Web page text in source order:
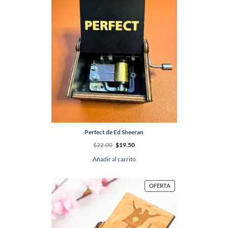
Perfect de Ed Sheeran
$22.00 El
precio
original
era:
$19.50El
es:
Añadir al carrito
OFERTAPRODUCTO
EN